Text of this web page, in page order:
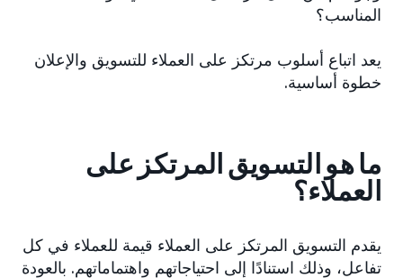
المناسب؟
يعد اتباع أسلوب مرتكز على العملاء للتسويق والإعلان
خطوة أساسية.
ما هو التسويق المرتكز على
العملاء؟
يقدم التسويق المرتكز على العملاء قيمة للعملاء في كل
تفاعل، وذلك استنادًا إلى احتياجاتهم واهتماماتهم. بالعودة